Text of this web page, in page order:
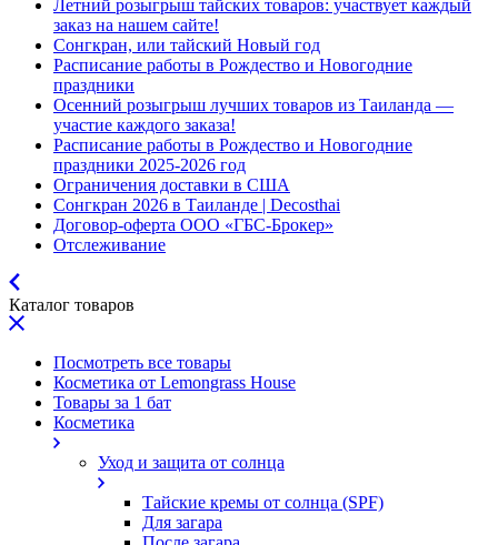
Летний розыгрыш тайских товаров: участвует каждый
заказ на нашем сайте!
Сонгкран, или тайский Новый год
Расписание работы в Рождество и Новогодние
праздники
Осенний розыгрыш лучших товаров из Таиланда —
участие каждого заказа!
Расписание работы в Рождество и Новогодние
праздники 2025-2026 год
Ограничения доставки в США
Сонгкран 2026 в Таиланде | Decosthai
Договор-оферта ООО «ГБС-Брокер»
Отслеживание
Каталог товаров
Посмотреть все товары
Косметика от Lemongrass House
Товары за 1 бат
Косметика
Уход и защита от солнца
Тайские кремы от солнца (SPF)
Для загара